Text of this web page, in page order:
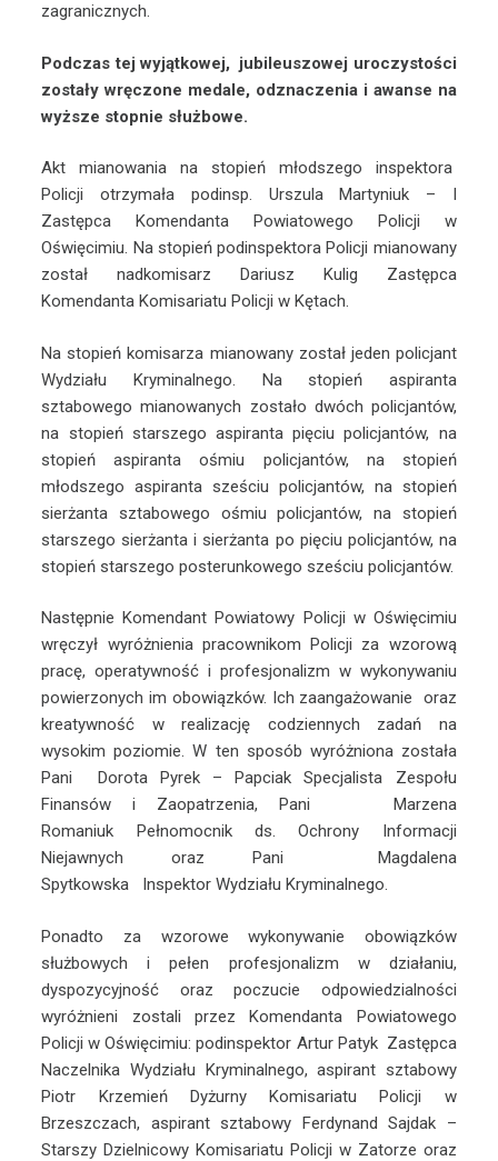
zagranicznych.
Podczas tej wyjątkowej, jubileuszowej uroczystości
zostały wręczone medale, odznaczenia i awanse na
wyższe stopnie służbowe.
Akt mianowania na stopień młodszego inspektora
Policji otrzymała podinsp. Urszula Martyniuk – I
Zastępca Komendanta Powiatowego Policji w
Oświęcimiu. Na stopień podinspektora Policji mianowany
został nadkomisarz Dariusz Kulig Zastępca
Komendanta Komisariatu Policji w Kętach.
Na stopień komisarza mianowany został jeden policjant
Wydziału Kryminalnego. Na stopień aspiranta
sztabowego mianowanych zostało dwóch policjantów,
na stopień starszego aspiranta pięciu policjantów, na
stopień aspiranta ośmiu policjantów, na stopień
młodszego aspiranta sześciu policjantów, na stopień
sierżanta sztabowego ośmiu policjantów, na stopień
starszego sierżanta i sierżanta po pięciu policjantów, na
stopień starszego posterunkowego sześciu policjantów.
Następnie Komendant Powiatowy Policji w Oświęcimiu
wręczył wyróżnienia pracownikom Policji za wzorową
pracę, operatywność i profesjonalizm w wykonywaniu
powierzonych im obowiązków. Ich zaangażowanie oraz
kreatywność w realizację codziennych zadań na
wysokim poziomie. W ten sposób wyróżniona została
Pani Dorota Pyrek – Papciak Specjalista Zespołu
Finansów i Zaopatrzenia, Pani Marzena
Romaniuk Pełnomocnik ds. Ochrony Informacji
Niejawnych oraz Pani Magdalena
Spytkowska Inspektor Wydziału Kryminalnego.
Ponadto za wzorowe wykonywanie obowiązków
służbowych i pełen profesjonalizm w działaniu,
dyspozycyjność oraz poczucie odpowiedzialności
wyróżnieni zostali przez Komendanta Powiatowego
Policji w Oświęcimiu: podinspektor Artur Patyk Zastępca
Naczelnika Wydziału Kryminalnego, aspirant sztabowy
Piotr Krzemień Dyżurny Komisariatu Policji w
Brzeszczach, aspirant sztabowy Ferdynand Sajdak –
Starszy Dzielnicowy Komisariatu Policji w Zatorze oraz